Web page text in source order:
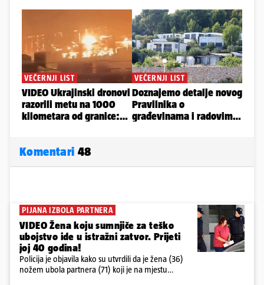
Komentari 48
PIJANA IZBOLA PARTNERA
VIDEO Žena koju sumnjiče za teško
ubojstvo ide u istražni zatvor. Prijeti
joj 40 godina!
Policija je objavila kako su utvrdili da je žena (36)
nožem ubola partnera (71) koji je na mjestu